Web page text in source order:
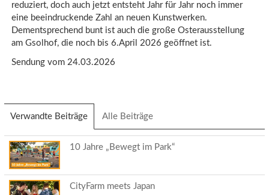
reduziert, doch auch jetzt entsteht Jahr für Jahr noch immer
eine beeindruckende Zahl an neuen Kunstwerken.
Dementsprechend bunt ist auch die große Osterausstellung
am Gsolhof, die noch bis 6.April 2026 geöffnet ist.
Sendung vom 24.03.2026
Verwandte Beiträge (aktiver
Reiter)
Alle Beiträge
10 Jahre „Bewegt im Park“
CityFarm meets Japan